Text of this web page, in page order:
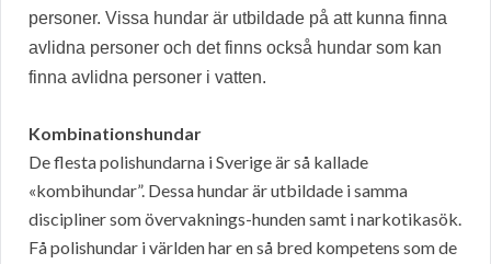
personer. Vissa hundar är utbildade på att kunna finna
avlidna personer och det finns också hundar som kan
finna avlidna personer i vatten.
Kombinationshundar
De flesta polishundarna i Sverige är så kallade
«kombihundar”. Dessa hundar är utbildade i samma
discipliner som övervaknings-hunden samt i narkotikasök.
Få polishundar i världen har en så bred kompetens som de